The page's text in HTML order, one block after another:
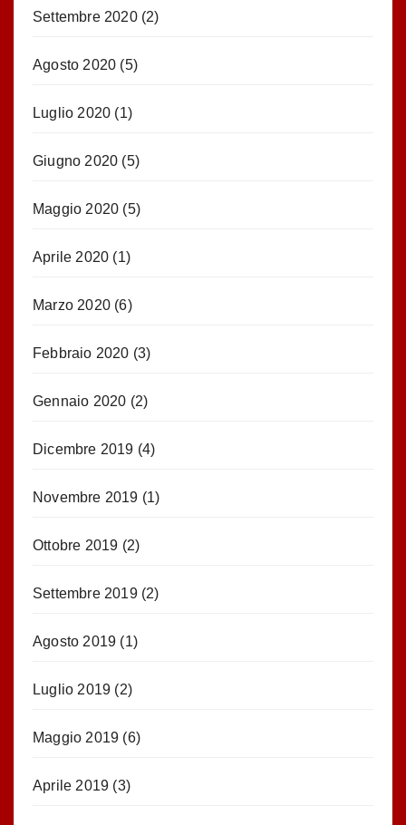
Settembre 2020(2)
Agosto 2020 (5)
Luglio 2020 (1)
Giugno 2020 (5)
Maggio 2020 (5)
Aprile 2020 (1)
Marzo 2020 (6)
Febbraio 2020 (3)
Gennaio 2020 (2)
Dicembre 2019 (4)
Novembre 2019 (1)
Ottobre 2019 (2)
Settembre 2019(2)
Agosto 2019 (1)
Luglio 2019 (2)
Maggio 2019 (6)
Aprile 2019 (3)